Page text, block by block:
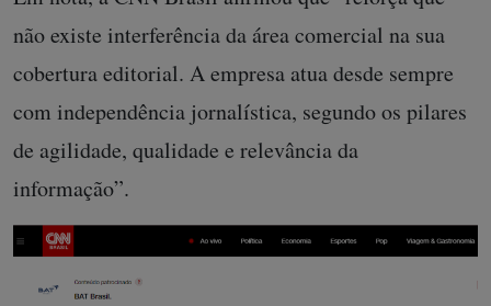
não existe interferência da área comercial na sua
cobertura editorial. A empresa atua desde sempre
com independência jornalística, segundo os pilares
de agilidade, qualidade e relevância da
informação”.